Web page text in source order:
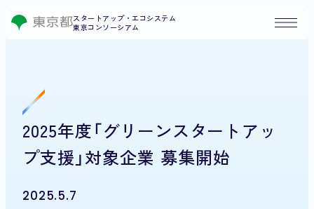
スタートアップ・エコシステム
東京コンソーシアム
2025年度「グリーンスタートアッ
プ支援」対象企業 募集開始
2025.5.7